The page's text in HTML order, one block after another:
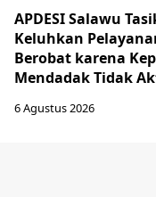
APDESI Salawu
Keluhkan
Berobat karena
Mendadak Tidak
6 Agustus 2026